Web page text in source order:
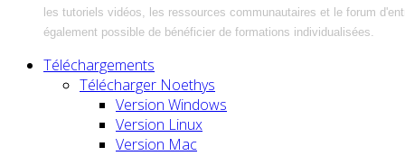
les tutoriels vidéos, les ressources communautaires et le forum
également possible de bénéficier de formations individualisées.
Téléchargements
Télécharger Noethys
Version Windows
Version Linux
Version Mac